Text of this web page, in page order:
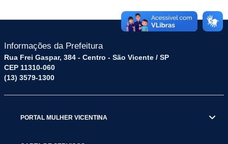
Informações da Prefeitura
Rua Frei Gaspar, 384 - Centro - São Vicente / SP
CEP 11310-060
(13) 3579-1300
PORTAL MULHER VICENTINA